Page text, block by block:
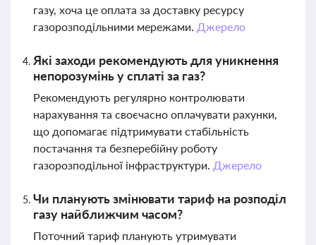
газу, хоча це оплата за доставку ресурсу
газорозподільними мережами. Джерело
Які заходи рекомендують для уникнення
непорозумінь у сплаті за газ?
Рекомендують регулярно контролювати
нарахування та своєчасно оплачувати рахунки,
що допомагає підтримувати стабільність
постачання та безперебійну роботу
газорозподільної інфраструктури. Джерело
Чи планують змінювати тариф на розподіл
газу найближчим часом?
Поточний тариф планують утримувати